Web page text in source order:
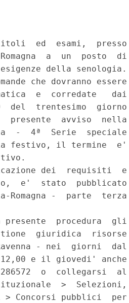
ed  esami,  presso
a  un  posto  di
della senologia.
che dovranno essere
e  corredate   dai
del  trentesimo  giorno
presente  avviso  nella
-  4ª  Serie  speciale
festivo, il termine  e'
dei  requisiti  e
e'  stato  pubblicato
-  parte  terza
presente  procedura  gli
giuridica  risorse
- nei  giorni  dal
e il giovedi' anche
o  collegarsi  al
>  Selezioni,
> Concorsi pubblici  per